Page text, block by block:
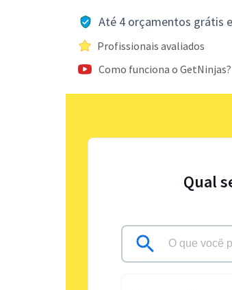
Até 4 orçamentos grátis
Profissionais avaliados
Como funciona o GetNinjas?
Qual